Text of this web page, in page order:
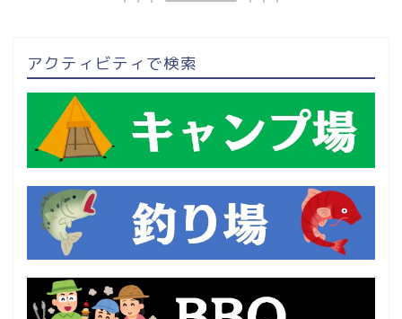
アクティビティで検索